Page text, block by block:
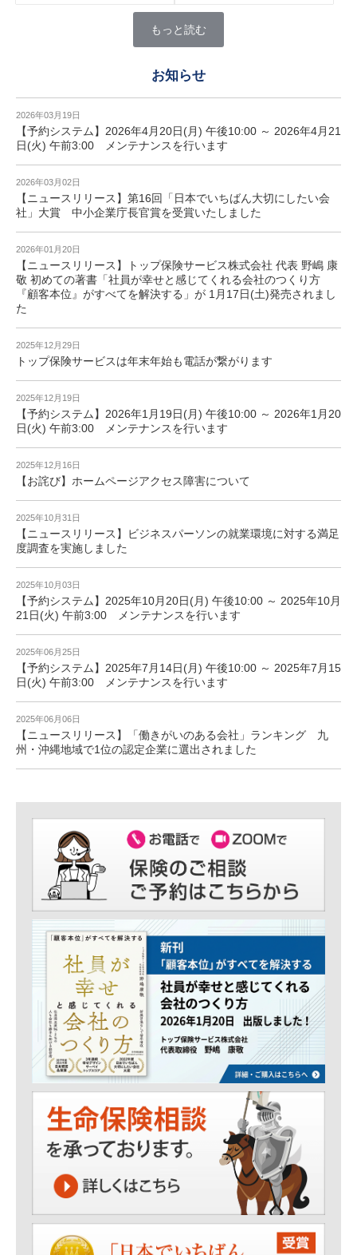
もっと読む
お知らせ
2026年03月19日
【予約システム】2026年4月20日(月) 午後10:00 ～ 2026年4月21
日(火) 午前3:00 メンテナンスを行います
2026年03月02日
【ニュースリリース】第16回「日本でいちばん大切にしたい会
社」大賞 中小企業庁長官賞を受賞いたしました
2026年01月20日
【ニュースリリース】トップ保険サービス株式会社 代表 野嶋 康
敬 初めての著書「社員が幸せと感じてくれる会社のつくり方
『顧客本位』がすべてを解決する」が 1月17日(土)発売されまし
た
2025年12月29日
トップ保険サービスは年末年始も電話が繋がります
2025年12月19日
【予約システム】2026年1月19日(月) 午後10:00 ～ 2026年1月20
日(火) 午前3:00 メンテナンスを行います
2025年12月16日
【お詫び】ホームページアクセス障害について
2025年10月31日
【ニュースリリース】ビジネスパーソンの就業環境に対する満足
度調査を実施しました
2025年10月03日
【予約システム】2025年10月20日(月) 午後10:00 ～ 2025年10月
21日(火) 午前3:00 メンテナンスを行います
2025年06月25日
【予約システム】2025年7月14日(月) 午後10:00 ～ 2025年7月15
日(火) 午前3:00 メンテナンスを行います
2025年06月06日
【ニュースリリース】「働きがいのある会社」ランキング 九
州・沖縄地域で1位の認定企業に選出されました